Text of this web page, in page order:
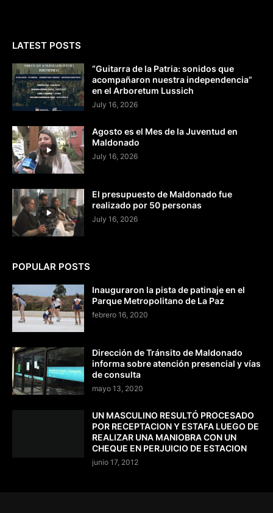
LATEST POSTS
“Guitarra de la Patria: sonidos que
acompañaron nuestra independencia”
en el Arboretum Lussich
July 16, 2026
Agosto es el Mes de la Juventud en
Maldonado
July 16, 2026
El presupuesto de Maldonado fue
realizado por 50 personas
July 16, 2026
POPULAR POSTS
Inauguraron la pista de patinaje en el
Parque Metropolitano de La Paz
febrero 16, 2020
Dirección de Tránsito de Maldonado
informa sobre atención presencial y vías
de consulta
mayo 13, 2020
UN MASCULINO RESULTÓ PROCESADO
POR RECEPTACION Y ESTAFA LUEGO DE
REALIZAR UNA MANIOBRA CON UN
CHEQUE EN PERJUICIO DE ESTACION
junio 17, 2012